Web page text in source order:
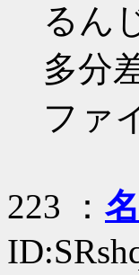
るん
多分
ファ
223 ：